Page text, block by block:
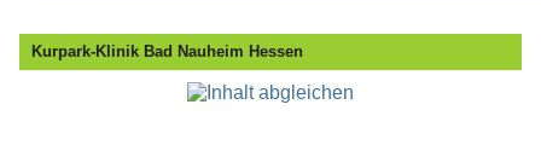
Kurpark-Klinik Bad Nauheim Hessen